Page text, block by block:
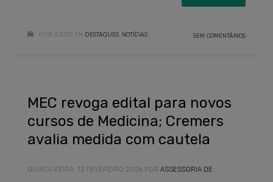
PUBLICADO EM DESTAQUES NOTÍCIAS SEM COMENTÁRIOS
MEC revoga edital para novos
cursos de Medicina; Cremers
avalia medida com cautela
QUINTA-FEIRA, 12 FEVEREIRO 2026 POR ASSESSORIA DE